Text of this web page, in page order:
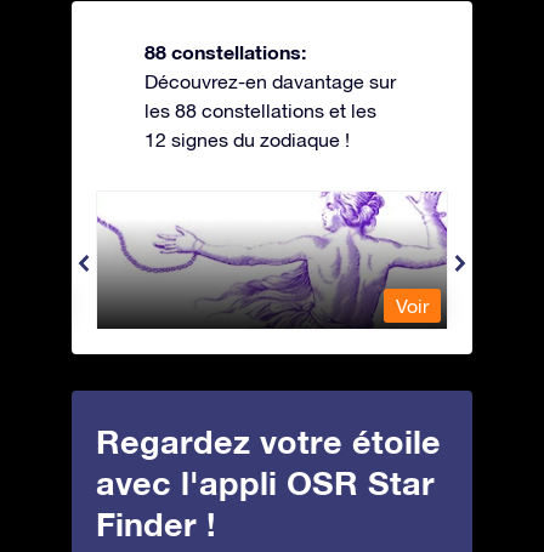
88 constellations:
Découvrez-en davantage sur
les 88 constellations et les
12 signes du zodiaque !
Andromeda - Andromède
Voir
Regardez votre étoile
avec l'appli OSR Star
Finder !